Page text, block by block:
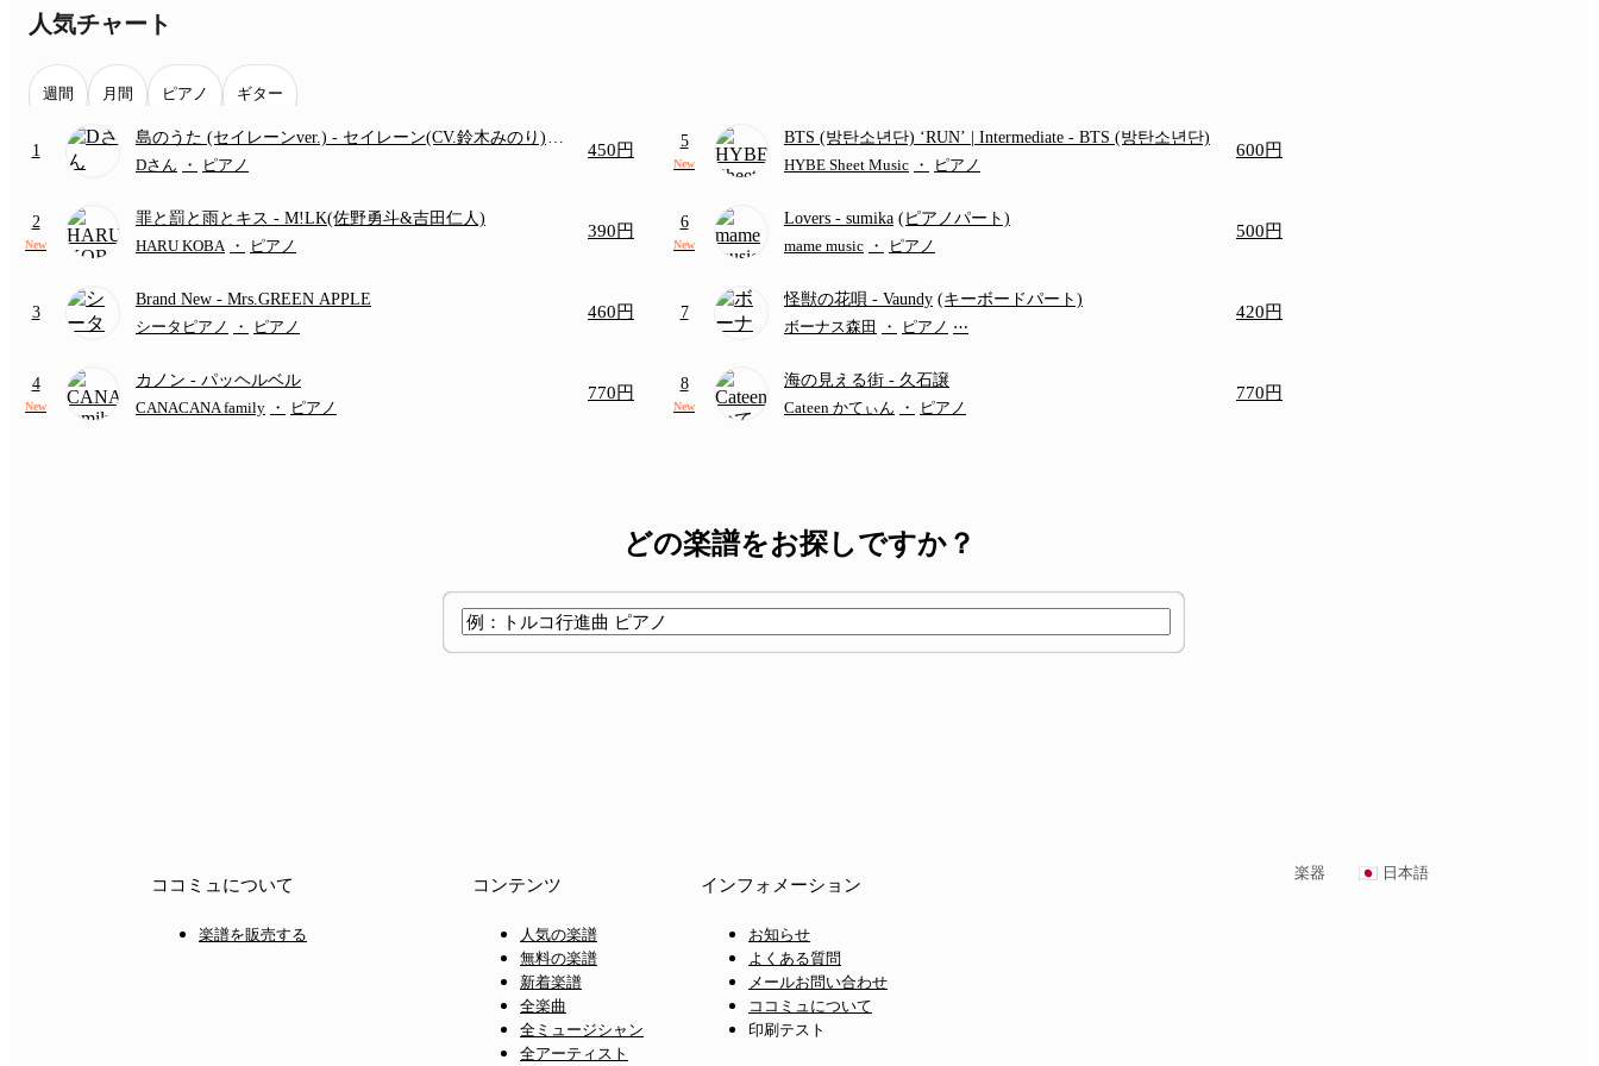
人気チャート
週間 月間 ピアノ ギター
1
島のうた (セイレーンver.) - セイレーン(CV.鈴木みのり)
(難易度:★★★★☆/歌詞・コード・ペダル付き/『映画ち
Dさん ・ ピアノ
450円
2
New
罪と罰と雨とキス - M!LK(佐野勇斗&吉田仁人)
HARU KOBA
・ ピアノ
390円
3
Brand New - Mrs.GREEN APPLE
シータピアノ
・ ピアノ
460円
4
New
カノン - パッヘルベル
CANACANA family ・ ピアノ
770円
5
New
BTS (방탄소년단) ‘RUN’ | Intermediate - BTS (방탄소년단)
HYBE Sheet Music ・ ピアノ
600円
6
New
Lovers - sumika (ピアノパート)
mame music ・ ピアノ
500円
7
怪獣の花唄 - Vaundy (キーボードパート)
ボーナス森田
・ ピアノ ⋯
420円
8
New
海の見える街 - 久石譲
Cateen かてぃん
・ ピアノ
770円
どの楽譜をお探しですか？
ココミュについて
楽譜を販売する
コンテンツ
人気の楽譜
無料の楽譜
新着楽譜
全楽曲
全ミュージシャン
全アーティスト
インフォメーション
お知らせ
よくある質問
メールお問い合わせ
ココミュについて
印刷テスト
楽器 日本語